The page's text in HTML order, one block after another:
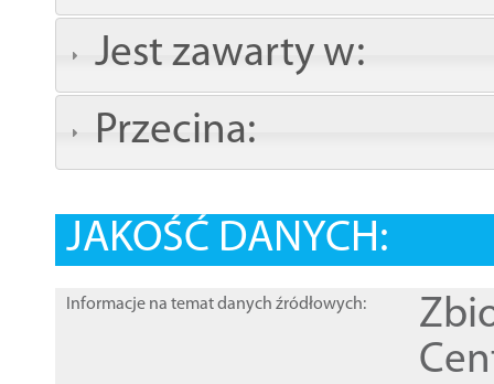
Jest zawarty w:
Przecina:
JAKOŚĆ DANYCH:
Informacje na temat danych źródłowych: